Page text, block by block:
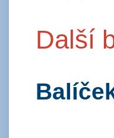
Další